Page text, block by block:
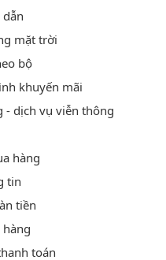
mặt trời
bộ
khuyến mãi
- dịch vụ viễn thông
hàng
tin
tiền
hàng
toán